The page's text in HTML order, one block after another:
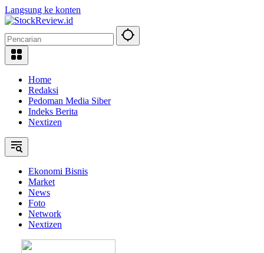
Langsung ke konten
Home
Redaksi
Pedoman Media Siber
Indeks Berita
Nextizen
Ekonomi Bisnis
Market
News
Foto
Network
Nextizen